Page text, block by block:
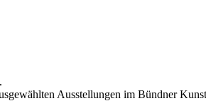
.
Ausstellungen im Bündner